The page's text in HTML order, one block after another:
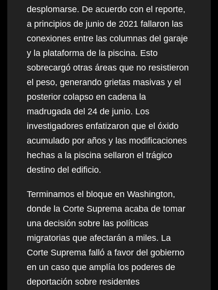
desplomarse. De acuerdo con el reporte,
a principios de junio de 2021 fallaron las
conexiones entre las columnas del garaje
y la plataforma de la piscina. Esto
sobrecargó otras áreas que no resistieron
el peso, generando grietas masivas y el
posterior colapso en cadena la
madrugada del 24 de junio. Los
investigadores enfatizaron que el óxido
acumulado por años y las modificaciones
hechas a la piscina sellaron el trágico
destino del edificio.
Terminamos el bloque en Washington,
donde la Corte Suprema acaba de tomar
una decisión sobre las políticas
migratorias que afectarán a miles. La
Corte Suprema falló a favor del gobierno
en un caso que amplía los poderes de
deportación sobre residentes